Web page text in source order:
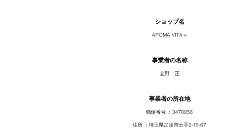
ショップ名
AROMA VITA＋
事業者の名称
​立野 正
事業者の所在地
郵便番号 ：3470056
住所 ：埼玉県加須市土手2-15-67